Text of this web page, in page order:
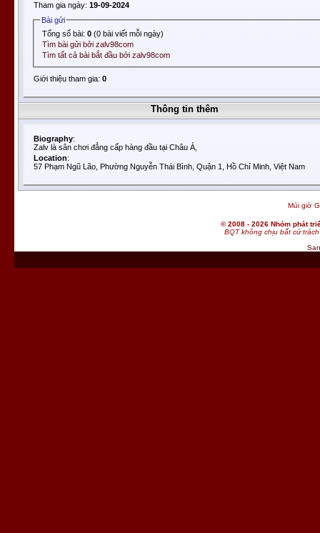
Tham gia ngày: 19-09-2024
Bài gửi
Tổng số bài:0 (0 bài viết mỗi ngày)
Tìm bài gửi bởi zalv98com
Tìm tất cả bài bắt đầu bởi zalv98com
Giới thiệu tham gia: 0
Thông tin thêm
Biography:
Zalv là sân chơi đẳng cấp hàng đầu tại Châu Á,
Location:
57 Phạm Ngũ Lão, Phường Nguyễn Thái Bình, Quận 1, Hồ Chí Minh, Việt Nam
Múi giờ
© 2008 - 2026 Nhóm phát
BQT không chịu bất cứ